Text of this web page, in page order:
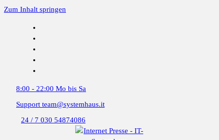
Zum Inhalt springen
8:00 - 22:00 Mo bis Sa
Support team@systemhaus.it
24 / 7 030 54874086